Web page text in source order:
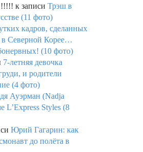
к записи Трэш в
(11 фото)
кадров, сделанных
в Северной Корее…
(10 фото)
7-летняя девочка
и родители
(4 фото)
Ауэрман (Nadja
L’Express Styles (8
Юрий Гагарин: как
до полёта в